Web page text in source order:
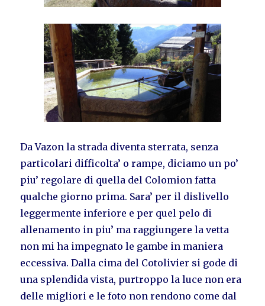
Da Vazon la strada diventa sterrata, senza
particolari difficolta’ o rampe, diciamo un po’
piu’ regolare di quella del Colomion fatta
qualche giorno prima. Sara’ per il dislivello
leggermente inferiore e per quel pelo di
allenamento in piu’ ma raggiungere la vetta
non mi ha impegnato le gambe in maniera
eccessiva. Dalla cima del Cotolivier si gode di
una splendida vista, purtroppo la luce non era
delle migliori e le foto non rendono come dal